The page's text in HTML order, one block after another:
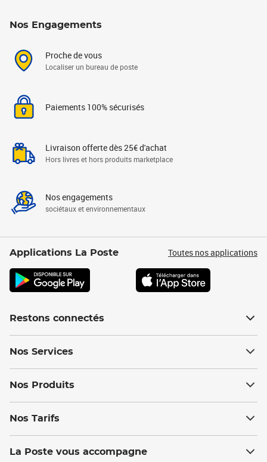
Nos Engagements
Proche de vous
Localiser un bureau de poste
Paiements 100% sécurisés
Livraison offerte dès 25€ d'achat
Hors livres et hors produits marketplace
Nos engagements
sociétaux et environnementaux
Applications La Poste Toutes nos applications
Restons connectés
Nos Services
Nos Produits
Nos Tarifs
La Poste vous accompagne